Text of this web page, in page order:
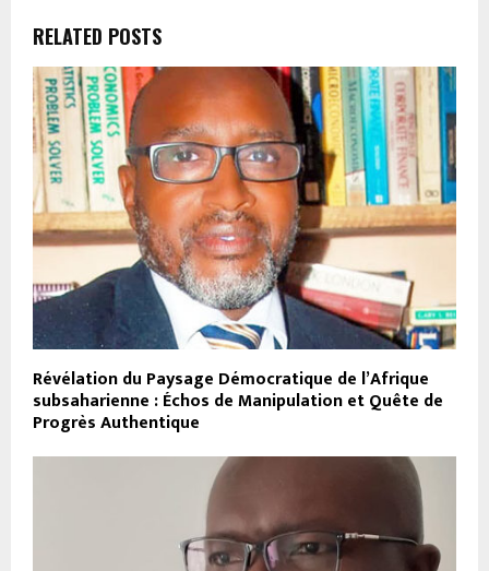
RELATED POSTS
Révélation du Paysage Démocratique de l’Afrique
subsaharienne : Échos de Manipulation et Quête de
Progrès Authentique